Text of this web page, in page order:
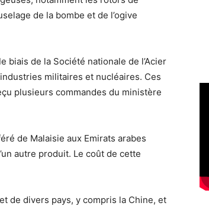
de la bombe et de l’ogive
de la Société nationale de l’Acier
militaires et nucléaires. Ces
plusieurs commandes du ministère
de Malaisie aux Emirats arabes
autre produit. Le coût de cette
divers pays, y compris la Chine, et